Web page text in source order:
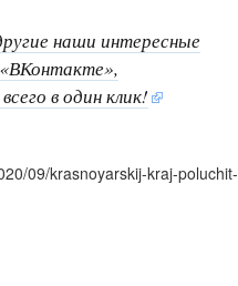
наши интересные
в один клик!
09/krasnoyarskij-kraj-